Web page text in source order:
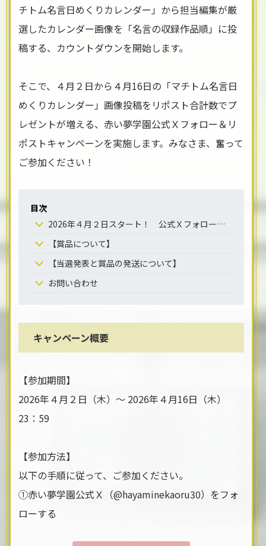
チトム名言日めくりカレンダー」から担当編集が厳
選したカレンダー画像を「名言の収録作品順」に投
稿する、カウントダウンを開始します。
そこで、４月２日から４月16日の「マチトム名言日
めくりカレンダー」画像投稿をリポスト合計数でプ
レゼントが増える、赤い夢学園公式Ｘフォロー＆リ
ポストキャンペーンを実施します。みなさま、奮って
ご参加ください！
目次
2026年４月２日スタート！ 公式Ｘフォロー＆リポストキャンペーン
【賞品について】
【当選発表と賞品の発送について】
お問い合わせ
キャンペーン概要
【参加期間】
2026年４月２日（木）～ 2026年４月16日（木）
23：59
【参加方法】
以下の手順に従って、ご参加ください。
①赤い夢学園公式Ｘ（@hayaminekaoru30）をフォ
ローする